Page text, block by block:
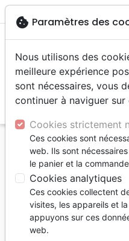
menu
Accueil Livres
Guérison, relation d'aide
SE TENIR SUR LE
ALLIANCES DE DIEU
SE TENIR SUR LE
DES ALLIANCES DE
cookie Paramètres des
Nous utilisons des
meilleure expérience
sont nécessaires, vous
continuer à naviguer sur
Cookies strictement
Ces cookies sont
web. Ils sont
le panier et la
Cookies analytiques
Ces cookies collectent
visites, les appareils et
appuyons sur ces
web.